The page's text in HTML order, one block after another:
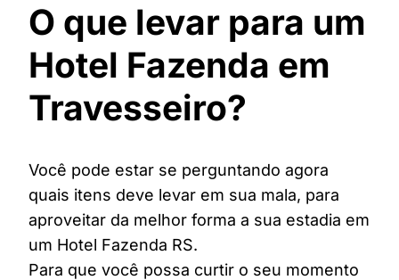
O que levar para um
Hotel Fazenda em
Travesseiro?
Você pode estar se perguntando agora
quais itens deve levar em sua mala, para
aproveitar da melhor forma a sua estadia em
um Hotel Fazenda RS.
Para que você possa curtir o seu momento